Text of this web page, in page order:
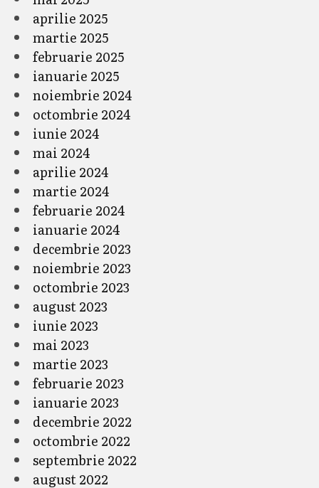
aprilie 2025
martie 2025
februarie 2025
ianuarie 2025
noiembrie 2024
octombrie 2024
iunie 2024
mai 2024
aprilie 2024
martie 2024
februarie 2024
ianuarie 2024
decembrie 2023
noiembrie 2023
octombrie 2023
august 2023
iunie 2023
mai 2023
martie 2023
februarie 2023
ianuarie 2023
decembrie 2022
octombrie 2022
septembrie 2022
august 2022